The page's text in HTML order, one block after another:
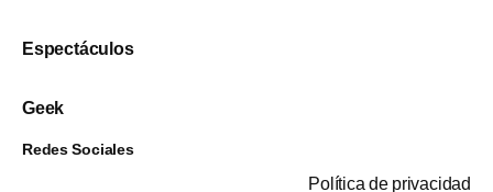
Espectáculos
Geek
Redes Sociales
Política de privacidad